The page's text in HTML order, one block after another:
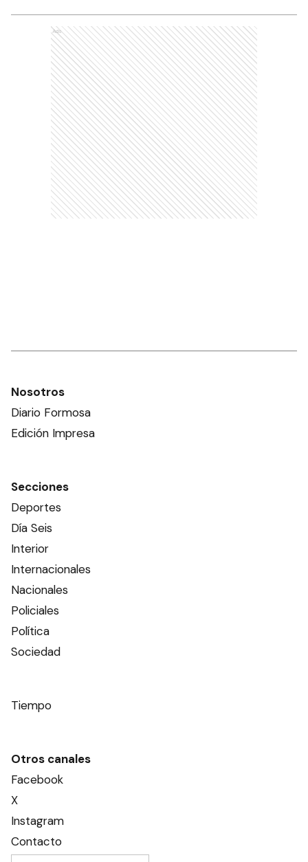
Ads
Nosotros
Diario Formosa
Edición Impresa
Secciones
Deportes
Día Seis
Interior
Internacionales
Nacionales
Policiales
Política
Sociedad
Tiempo
Otros canales
Facebook
X
Instagram
Contacto